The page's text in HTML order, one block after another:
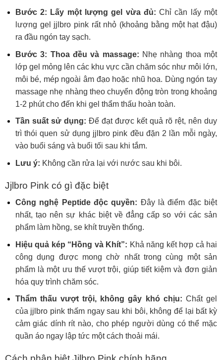
Bước 2: Lấy một lượng gel vừa đủ: Chỉ cần lấy một
lượng gel jjlbro pink rất nhỏ (khoảng bằng một hạt đậu)
ra đầu ngón tay sạch.
Bước 3: Thoa đều và massage: Nhẹ nhàng thoa một
lớp gel mỏng lên các khu vực cần chăm sóc như môi lớn,
môi bé, mép ngoài âm đạo hoặc nhũ hoa. Dùng ngón tay
massage nhẹ nhàng theo chuyển động tròn trong khoảng
1-2 phút cho đến khi gel thẩm thấu hoàn toàn.
Tần suất sử dụng: Để đạt được kết quả rõ rệt, nên duy
trì thói quen sử dụng jjlbro pink đều đặn 2 lần mỗi ngày,
vào buổi sáng và buổi tối sau khi tắm.
Lưu ý: Không cần rửa lại với nước sau khi bôi.
Jjlbro Pink có gì đặc biệt
Công nghệ Peptide độc quyền: Đây là điểm đặc biệt
nhất, tạo nên sự khác biệt về đẳng cấp so với các sản
phẩm làm hồng, se khít truyền thống.
Hiệu quả kép “Hồng và Khít”: Khả năng kết hợp cả hai
công dụng được mong chờ nhất trong cùng một sản
phẩm là một ưu thế vượt trội, giúp tiết kiệm và đơn giản
hóa quy trình chăm sóc.
Thẩm thấu vượt trội, không gây khó chịu: Chấtgel
của jjlbro pink thấm ngay sau khi bôi, không để lại bất kỳ
cảm giác dính rít nào, cho phép người dùng có thể mặc
quần áo ngay lập tức một cách thoải mái.